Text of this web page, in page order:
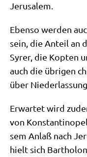
Jerusalem.
Eben­so wer­den
sein, die Anteil an
Syrer, die Kop­ten
auch die übri­gen
über
Erwar­tet wird
von
sem Anlaß nach
hielt sich